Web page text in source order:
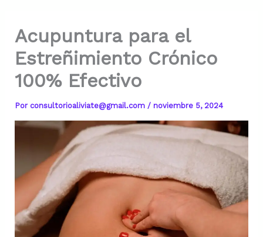
Acupuntura para el
Estreñimiento Crónico
100% Efectivo
Por consultorioaliviate@gmail.com / noviembre 5, 2024